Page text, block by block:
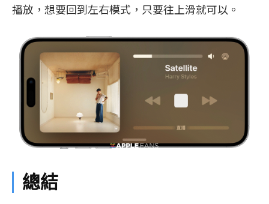
播放，想要回到左右模式，只要往上滑就可以。
總結